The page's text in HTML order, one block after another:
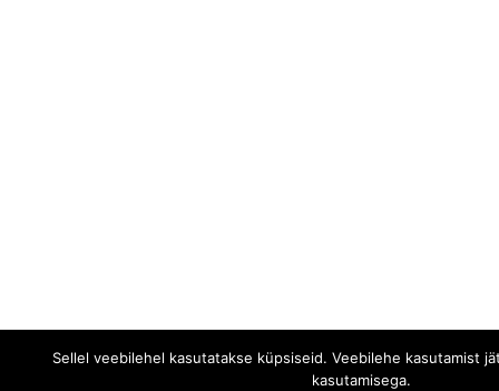
Sellel veebilehel kasutatakse küpsiseid. Veebilehe kasutamist
kasutamisega.